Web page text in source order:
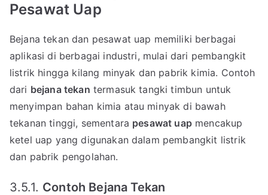
Pesawat Uap
Bejana tekan dan pesawat uap memiliki berbagai
aplikasi di berbagai industri, mulai dari pembangkit
listrik hingga kilang minyak dan pabrik kimia. Contoh
dari bejana tekan termasuk tangki timbun untuk
menyimpan bahan kimia atau minyak di bawah
tekanan tinggi, sementara pesawat uapmencakup
ketel uap yang digunakan dalam pembangkit listrik
dan pabrik pengolahan.
3.5.1. Contoh Bejana Tekan